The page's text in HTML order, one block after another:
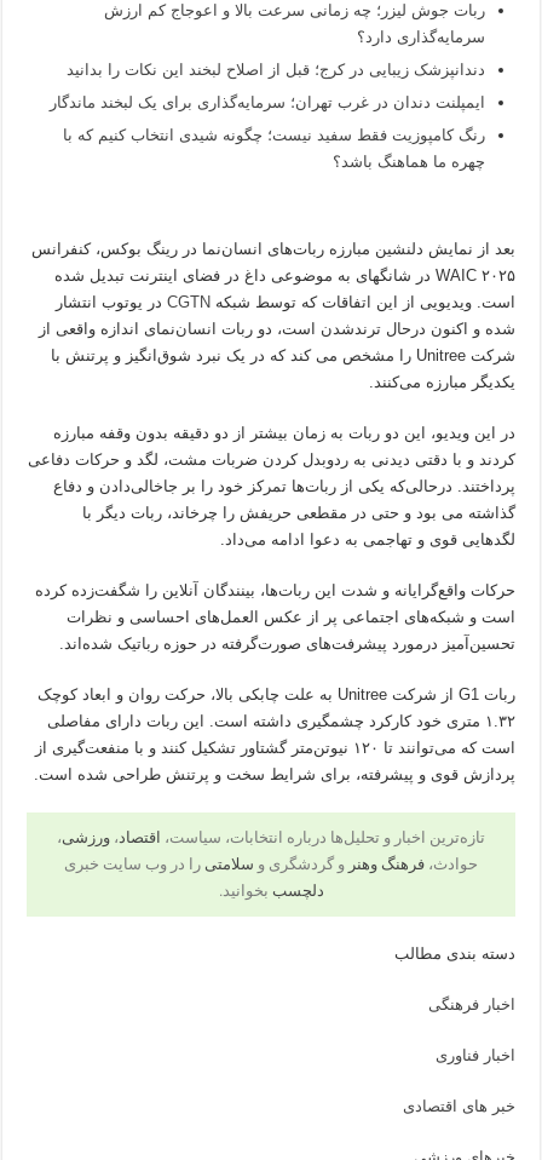
ربات جوش لیزر؛ چه زمانی سرعت بالا و اعوجاج کم ارزش
سرمایه‌گذاری دارد؟
دندانپزشک زیبایی در کرج؛ قبل از اصلاح لبخند این نکات را بدانید
ایمپلنت دندان در غرب تهران؛ سرمایه‌گذاری برای یک لبخند ماندگار
رنگ کامپوزیت فقط سفید نیست؛ چگونه شیدی انتخاب کنیم که با
چهره ما هماهنگ باشد؟
بعد از نمایش دلنشین مبارزه ربات‌های انسان‌نما در رینگ بوکس، کنفرانس
WAIC ۲۰۲۵ در شانگهای به موضوعی داغ در فضای اینترنت تبدیل شده
است. ویدیویی از این اتفاقات که توسط شبکه CGTN در یوتوب انتشار
شده و اکنون درحال ترندشدن است، دو ربات انسان‌نمای اندازه واقعی از
شرکت Unitree را مشخص می کند که در یک نبرد شوق‌انگیز و پرتنش با
یکدیگر مبارزه می‌کنند.
در این ویدیو، این دو ربات به زمان بیشتر از دو دقیقه بدون وقفه مبارزه
کردند و با دقتی دیدنی به ردوبدل کردن ضربات مشت، لگد و حرکات دفاعی
پرداختند. درحالی‌که یکی از ربات‌ها تمرکز خود را بر جاخالی‌دادن و دفاع
گذاشته می بود و حتی در مقطعی حریفش را چرخاند، ربات دیگر با
لگدهایی قوی و تهاجمی به دعوا ادامه می‌داد.
حرکات واقع‌گرایانه و شدت این ربات‌ها، بینندگان آنلاین را شگفت‌زده کرده
است و شبکه‌های اجتماعی پر از عکس العمل‌های احساسی و نظرات
تحسین‌آمیز درمورد پیشرفت‌های صورت‌گرفته در حوزه رباتیک شده‌اند.
ربات G1 از شرکت Unitree به علت چابکی بالا، حرکت روان و ابعاد کوچک
۱.۳۲ متری خود کارکرد چشمگیری داشته است. این ربات دارای مفاصلی
است که می‌توانند تا ۱۲۰ نیوتن‌متر گشتاور تشکیل کنند و با منفعت‌گیری از
پردازش قوی و پیشرفته، برای شرایط سخت و پرتنش طراحی شده است.
تازه‌ترین اخبار و تحلیل‌ها درباره انتخابات، سیاست، اقتصاد، ورزشی،
حوادث، فرهنگ وهنر و گردشگری و سلامتی را در وب سایت خبری
دلچسب بخوانید.
دسته بندی مطالب
اخبار فرهنگی
اخبار فناوری
خبر های اقتصادی